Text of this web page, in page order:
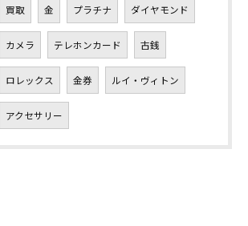
買取 金 プラチナ ダイヤモンド
カメラ テレホンカード 古銭
ロレックス 金券 ルイ・ヴィトン
アクセサリー